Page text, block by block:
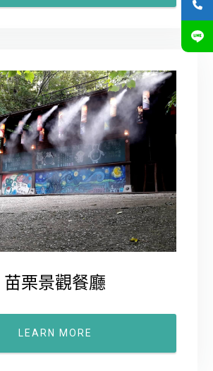
苗栗景觀餐廳
LEARN MORE